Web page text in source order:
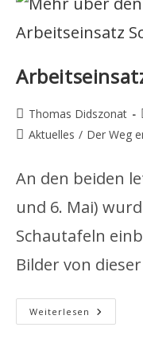
Beitrags-
Autor:
Thomas Didszonat
Beitrags-
Aktuelles / Der Weg
An den beiden
und 6. Mai)
Schautafeln
Bilder von
Weiterlesen